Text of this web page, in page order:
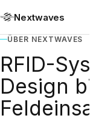
Nextwaves
ÜBER NEXTWAVES
RFID-
Design